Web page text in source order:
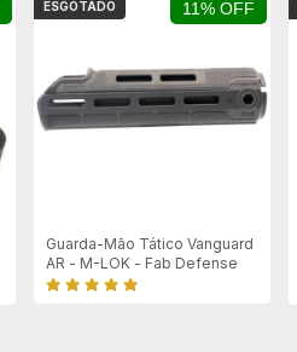
11% OFF
ESGOTADO
Guarda-Mão Tático Vanguard
AR - M-LOK - Fab Defense